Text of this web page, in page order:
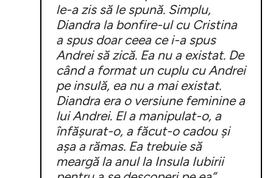
le-a zis să le spună. Simplu,
Diandra la bonfire-ul cu Cristina
a spus doar ceea ce i-a spus
Andrei să zică. Ea nu a existat. De
când a format un cuplu cu Andrei
pe insulă, ea nu a mai existat.
Diandra era o versiune feminine a
lui Andrei. El a manipulat-o, a
înfășurat-o, a făcut-o cadou și
așa a rămas. Ea trebuie să
meargă la anul la Insula Iubirii